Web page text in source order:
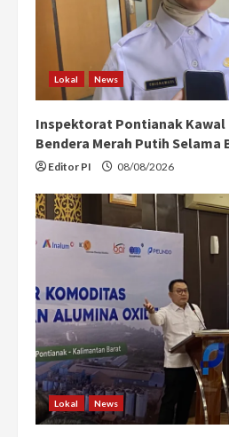
Lokal News
Inspektorat Pontianak Kawal
Bendera Merah Putih Selama
Editor PI 08/08/2026
Lokal News